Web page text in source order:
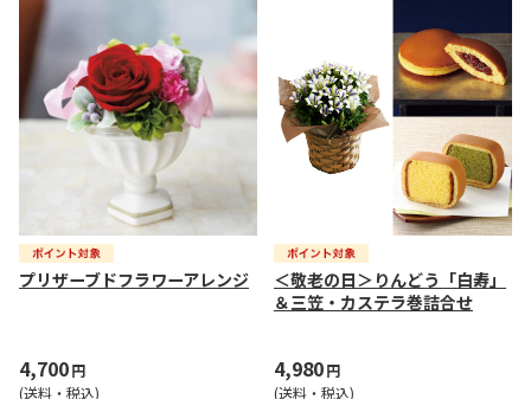
プリザーブドフラワーアレンジ
4,700円
(送料・税込)
＜敬老の日＞りんどう「白寿」
＆三笠・カステラ巻詰合せ
4,980円
(送料・税込)